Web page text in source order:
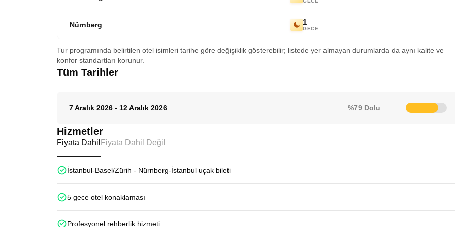
Nürnberg 1
GECE
Tur programında belirtilen otel isimleri tarihe göre değişiklik gösterebilir; listede yer almayan durumlarda da aynı kalite ve
konfor standartları korunur.
Tüm Tarihler
7 Aralık 2026 - 12 Aralık 2026 %79 Dolu
Hizmetler
Fiyata Dahil Fiyata Dahil Değil
İstanbul-Basel/Zürih - Nürnberg-İstanbul uçak bileti
5 gece otel konaklaması
Profesyonel rehberlik hizmeti